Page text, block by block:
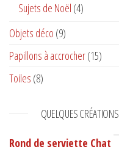
Sujets de Noël (4)
Objets déco (9)
Papillons à accrocher(15)
Toiles (8)
QUELQUES CRÉATIONS
Rond de serviette Chat